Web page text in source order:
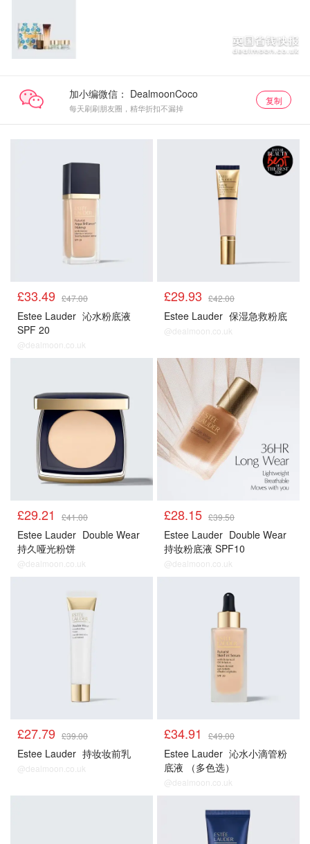
加小编微信：
每天刷刷朋友圈，精华折扣不漏掉
复制
£33.49 £47.00
Estee Lauder 沁水粉底液
SPF 20
@dealmoon.co.uk
£29.93 £42.00
Estee Lauder 保湿急救粉底
@dealmoon.co.uk
£29.21 £41.00
Estee Lauder Double Wear
持久哑光粉饼
@dealmoon.co.uk
底妆
£28.15 £39.50
Estee Lauder Double Wear
持妆粉底液 SPF10
@dealmoon.co.uk
£27.79 £39.00
Estee Lauder 持妆妆前乳
@dealmoon.co.uk
£34.91 £49.00
Estee Lauder 沁水小滴管粉
底液 （多色选）
@dealmoon.co.uk